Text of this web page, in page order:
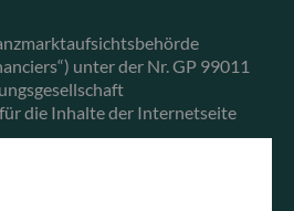
unter der Nr. GP 99011
die Inhalte der Internetseite
GmbH